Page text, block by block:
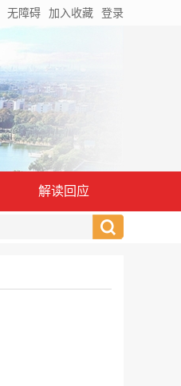
无障碍 加入收藏 登录
解读回应